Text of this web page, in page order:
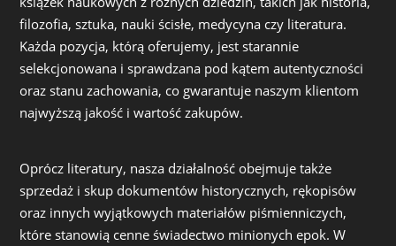
filozofia, sztuka, nauki ścisłe, medycyna czy literatura.
Każda pozycja, którą oferujemy, jest starannie
selekcjonowana i sprawdzana pod kątem autentyczności
oraz stanu zachowania, co gwarantuje naszym klientom
najwyższą jakość i wartość zakupów.
Oprócz literatury, nasza działalność obejmuje także
sprzedaż i skup dokumentów historycznych, rękopisów
oraz innych wyjątkowych materiałów piśmienniczych,
które stanowią cenne świadectwo minionych epok. W